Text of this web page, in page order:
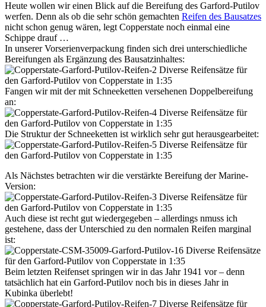
Heute wollen wir einen Blick auf die Bereifung des Garford-Putilov
werfen. Denn als ob die sehr schön gemachten Reifen des Bausatzes
nicht schon genug wären, legt Copperstate noch einmal eine
Schippe drauf …
In unserer Vorserienverpackung finden sich drei unterschiedliche
Bereifungen als Ergänzung des Bausatzinhaltes:
Fangen wir mit der mit Schneeketten versehenen Doppelbereifung
an:
Die Struktur der Schneeketten ist wirklich sehr gut herausgearbeitet:
Als Nächstes betrachten wir die verstärkte Bereifung der Marine-
Version:
Auch diese ist recht gut wiedergegeben – allerdings nmuss ich
gestehene, dass der Unterschied zu den normalen Reifen marginal
ist:
Beim letzten Reifenset springen wir in das Jahr 1941 vor – denn
tatsächlich hat ein Garford-Putilov noch bis in dieses Jahr in
Kubinka überlebt!